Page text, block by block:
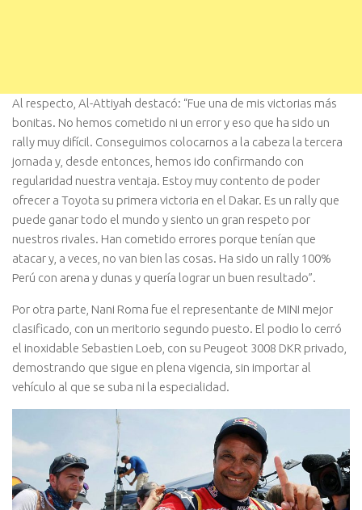
Al respecto, Al-Attiyah destacó: “Fue una de mis victorias más
bonitas. No hemos cometido ni un error y eso que ha sido un
rally muy difícil. Conseguimos colocarnos a la cabeza la tercera
jornada y, desde entonces, hemos ido confirmando con
regularidad nuestra ventaja. Estoy muy contento de poder
ofrecer a Toyota su primera victoria en el Dakar. Es un rally que
puede ganar todo el mundo y siento un gran respeto por
nuestros rivales. Han cometido errores porque tenían que
atacar y, a veces, no van bien las cosas. Ha sido un rally 100%
Perú con arena y dunas y quería lograr un buen resultado”.
Por otra parte, Nani Roma fue el representante de MINI mejor
clasificado, con un meritorio segundo puesto. El podio lo cerró
el inoxidable Sebastien Loeb, con su Peugeot 3008 DKR privado,
demostrando que sigue en plena vigencia, sin importar al
vehículo al que se suba ni la especialidad.